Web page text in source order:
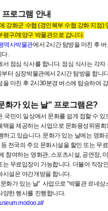
프로그램 안내
강화군 수협 (경인북부 수협 강화 지점)
평구/계양구 박물관으로 갑니다
역사박물관에서 2시간 탐방을 마친 후
.
서 점심 식사를 합니다. 점심 식사는 각자
터 심장박물관에서 2시간 탐방을 합니
을 마친 후 2시30분경 버스에 탑승하여
화가 있는 날" 프로그램은?
국민이 일상에서 문화를 쉽게 접할 수 있
택을 제공하는 사업으로 문화융성위원회
하고 있습니다. 문화가 있는 날에는 영화
등 전국의 주요 문화시설을 할인 또는 무
참여하는 영화관, 스포츠시설 공연장
는 무료입장이 가능합니다. 더불어 직장
시설은 야간개방을 합니다.
문화가 있는 날” 사업으로 "박물관 르네상
양한행사를 진행합니다.